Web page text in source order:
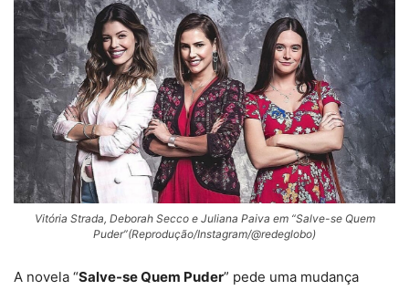
Vitória Strada, Deborah Secco e Juliana Paiva em “Salve-se Quem
Puder”(Reprodução/Instagram/@redeglobo)
A novela “Salve-se Quem Puder” pede uma mudança